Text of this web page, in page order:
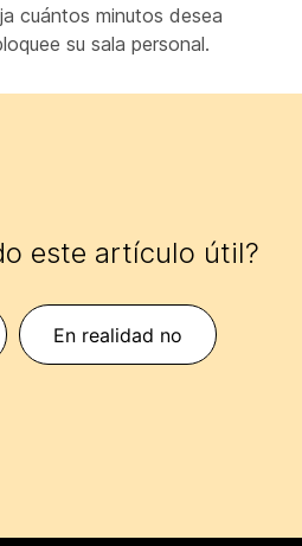
cuántos minutos desea
su sala personal.
este artículo útil?
En realidad no